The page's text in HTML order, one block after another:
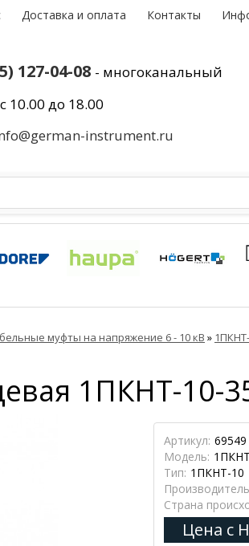
Доставка и оплата Контакты
127-04-08 - многоканальный
10.00 до 18.00
instrument.ru
муфты на напряжение 6 - 10 кВ »
1ПКНТ-10-
Артикул: 69549
Модель:
Тип: 1ПКНТ-10
Страна
Цена с